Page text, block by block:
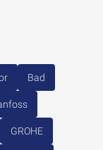
Bad
GROHE